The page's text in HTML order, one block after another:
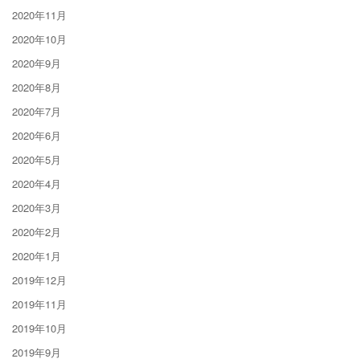
2020年11月
2020年10月
2020年9月
2020年8月
2020年7月
2020年6月
2020年5月
2020年4月
2020年3月
2020年2月
2020年1月
2019年12月
2019年11月
2019年10月
2019年9月